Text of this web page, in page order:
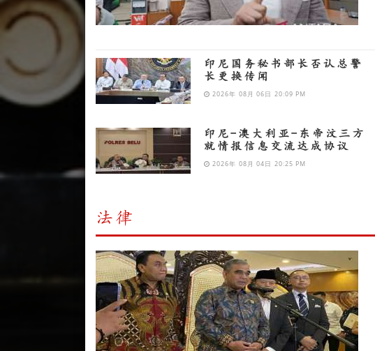
印尼国务秘书部长否认总警
长更换传闻
2026年 08月 06日 20:09 PM
印尼-澳大利亚-东帝汶三方
就情报信息交流达成协议
2026年 08月 04日 20:25 PM
法律